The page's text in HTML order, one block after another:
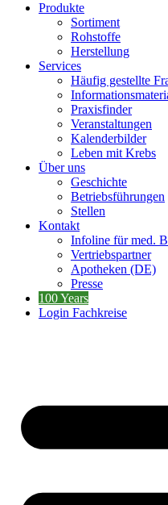
Produkte
Sortiment
Rohstoffe
Herstellung
Services
Häufig gestellte
Praxisfinder
Veranstaltungen
Kalenderbilder
Leben mit Krebs
Über uns
Geschichte
Betriebsführungen
Stellen
Kontakt
Infoline für med.
Vertriebspartner
Apotheken (DE)
Presse
100 Years
Login Fachkreise